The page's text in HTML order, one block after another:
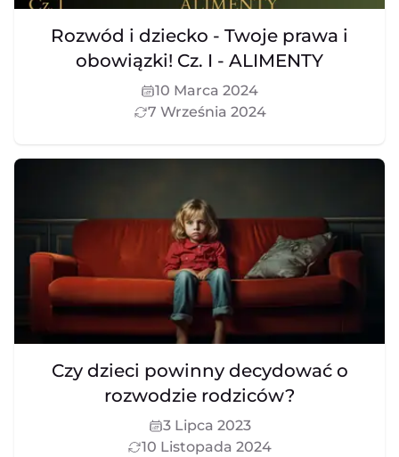
Rozwód i dziecko - Twoje prawa i
obowiązki! Cz. I - ALIMENTY
10 Marca 2024
7 Września 2024
Czy dzieci powinny decydować o
rozwodzie rodziców?
3 Lipca 2023
10 Listopada 2024